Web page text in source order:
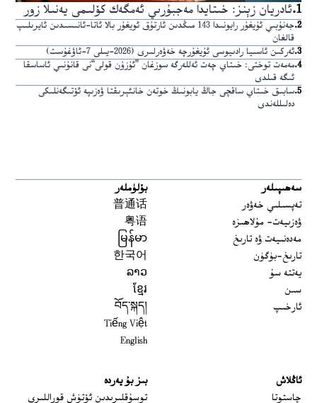
1
.ئادريان زېنز: خىتايدا مەجبۇرىي ئەمگەك كۆلىمى يەنىلا زور
2
.
جەنۇبىي ئۇيغۇر رايونىدا 143 مىڭدىن ئارتۇق ئويغۇر بالا ئاتا-ئانىسىدىن ئايرىلىپ
قالغان
3
.ئەركىن ئاسىيا رادىيوسى ئۇيغۇرچە خەۋەرلىرى (2026-يىلى 7-ئاۋغۇست)
4
.مەمەت توختى: خىتاي چەت ئەللەرگە سوزغان ”ئۇزۇن قولى“نى قانۇنىي ئاساسقا
ئىگە قىلدى
5
.سابىق خىتاي ساقچى جاڭ يابونىڭ خوتەن خانئېرىقتا ۋەزىپە ئۆتىگەنلىكى
دەلىللەندى
سەھىپىلەر
تەپسىلىي خەۋەر
ۋەزىيەت- مۇلاھىزە
مەدەنىيەت ۋە تارىخ
تارىخ-بۈگۈن
يەتتە سۇ
سىن
ئارخىپ
بۆلۈملەر
普通话
粤语
မြန်မာ
한국어
ລາວ
ខ្មែរ
བོད་སྐད།
Tiếng Việt
English
ئاڭلاش
چاستوتا
بىز بۇ يەردە
توسۇقلىرىدىن ئۆتۈش قوراللىرى